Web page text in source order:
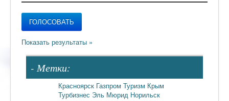
- Метки:
Красноярск Газпром Туризм Крым
Турбизнес Эль Мюрид Норильск